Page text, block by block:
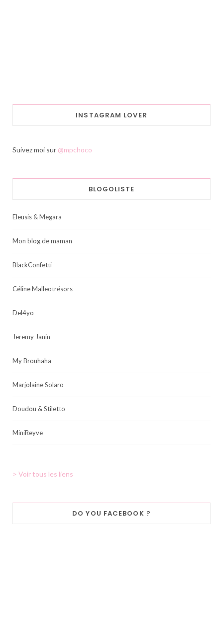
INSTAGRAM LOVER
Suivez moi sur @mpchoco
BLOGOLISTE
Eleusis & Megara
Mon blog de maman
BlackConfetti
Céline Malleotrésors
Del4yo
Jeremy Janin
My Brouhaha
Marjolaine Solaro
Doudou & Stiletto
MiniReyve
> Voir tous les liens
DO YOU FACEBOOK ?